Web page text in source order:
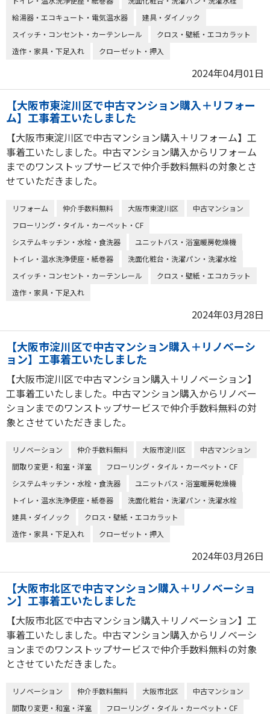
給湯器・エコキュート・電気温水器
建具・ダイノック
スイッチ・コンセント・カーテンレール
クロス・壁紙・エコカラット
造作・家具・下足入れ
クローゼット・押入
2024年04月01日
【大阪市東淀川区で中古マンション購入＋リフォー
ム】工事着工いたしました
【大阪市東淀川区で中古マンション購入＋リフォーム】工
事着工いたしました。中古マンション購入からリフォーム
までのワンストップサービスで仲介手数料無料の対象とさ
せていただきました。
リフォーム 仲介手数料無料 大阪市東淀川区
中古マンション
フローリング・タイル・カーペット・CF
システムキッチン・水栓・食洗器
ユニットバス・浴室暖房乾燥機
トイレ・温水洗浄便座・紙巻器
洗面化粧台・洗濯パン・洗濯水栓
スイッチ・コンセント・カーテンレール
クロス・壁紙・エコカラット
造作・家具・下足入れ
2024年03月28日
【大阪市淀川区で中古マンション購入＋リノベーシ
ョン】工事着工いたしました
【大阪市淀川区で中古マンション購入＋リノベーション】
工事着工いたしました。中古マンション購入からリノベー
ションまでのワンストップサービスで仲介手数料無料の対
象とさせていただきました。
リノベーション 仲介手数料無料 大阪市淀川区
中古マンション
間取り変更・和室・洋室
フローリング・タイル・カーペット・CF
システムキッチン・水栓・食洗器
ユニットバス・浴室暖房乾燥機
トイレ・温水洗浄便座・紙巻器
洗面化粧台・洗濯パン・洗濯水栓
建具・ダイノック
クロス・壁紙・エコカラット
造作・家具・下足入れ
クローゼット・押入
2024年03月26日
【大阪市北区で中古マンション購入＋リノベーショ
ン】工事着工いたしました
【大阪市北区で中古マンション購入＋リノベーション】工
事着工いたしました。中古マンション購入からリノベーシ
ョンまでのワンストップサービスで仲介手数料無料の対象
とさせていただきました。
リノベーション 仲介手数料無料 大阪市北区
中古マンション
間取り変更・和室・洋室
フローリング・タイル・カーペット・CF